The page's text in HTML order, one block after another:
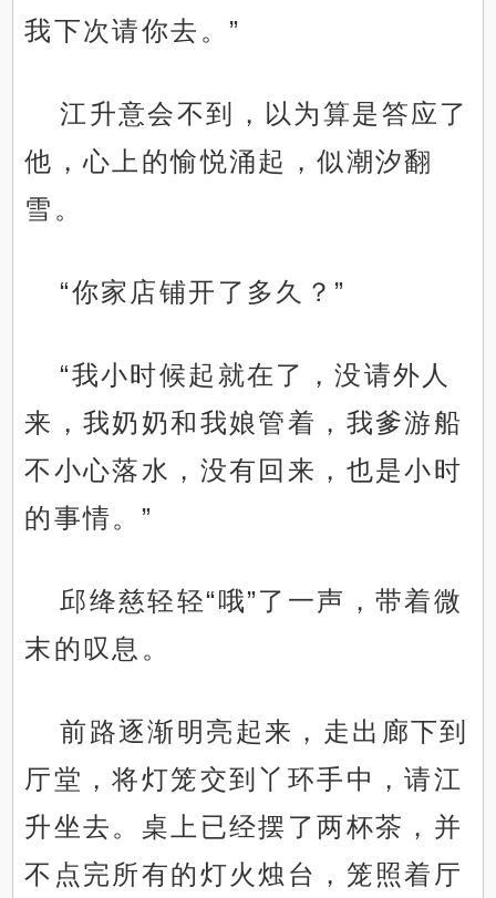
我下次请你去。”
江升意会不到，以为算是答应了
他，心上的愉悦涌起，似潮汐翻
雪。
“你家店铺开了多久？”
“我小时候起就在了，没请外人
来，我奶奶和我娘管着，我爹游船
不小心落水，没有回来，也是小时
的事情。”
邱绛慈轻轻“哦”了一声，带着微
末的叹息。
前路逐渐明亮起来，走出廊下到
厅堂，将灯笼交到丫环手中，请江
升坐去。桌上已经摆了两杯茶，并
不点完所有的灯火烛台，笼照着厅